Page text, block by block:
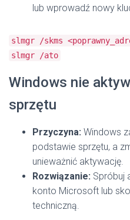
lub wprowadź nowy
slmgr /skms
slmgr /ato
Windows nie
sprzętu
Przyczyna: Windows
podstawie sprzętu, a
unieważnić aktywację.
Rozwiązanie: Spróbuj
konto Microsoft lub
techniczną.